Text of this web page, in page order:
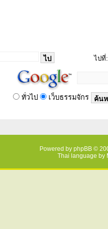
ไปที่:
ทั่วไป เว็บธรรมจักร
Powered by phpBB ©
Thai language by